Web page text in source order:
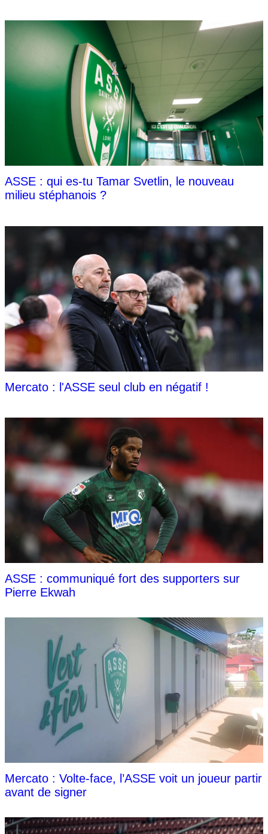
ASSE : qui es-tu Tamar Svetlin, le nouveau
milieu stéphanois ?
Mercato : l'ASSE seul club en négatif !
ASSE : communiqué fort des supporters sur
Pierre Ekwah
Mercato : Volte-face, l’ASSE voit un joueur partir
avant de signer